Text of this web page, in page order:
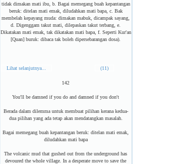
tidak dimakan mati ibu, b. Bagai memegang buah kepantangan
beruk: ditelan mati emak, diludahkan mati bapa, c. Bak
membelah kepayang muda: dimakan mabuk, dicampak sayang,
d. Digenggam takut mati, dilepaskan takut terbang, e.
Dikatakan mati emak, tak dikatakan mati bapa, f. Seperti Kur'an
[Quan] buruk: dibaca tak boleh dipersebarangan dosa).
Lihat selanjutnya... (11)
142
You'll be damned if you do and damned if you don't
Berada dalam dilemma untuk membuat pilihan kerana kedua-
dua pilihan yang ada tetap akan mendatangkan masalah.
Bagai memegang buah kepantangan beruk: ditelan mati emak,
diludahkan mati bapa
The volcanic mud that gushed out from the underground has
devoured the whole village. In a desperate move to save the